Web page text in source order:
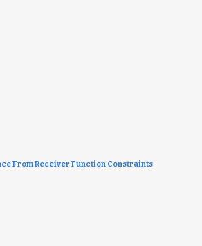
From Receiver Function Constraints